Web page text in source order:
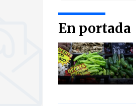
En portada